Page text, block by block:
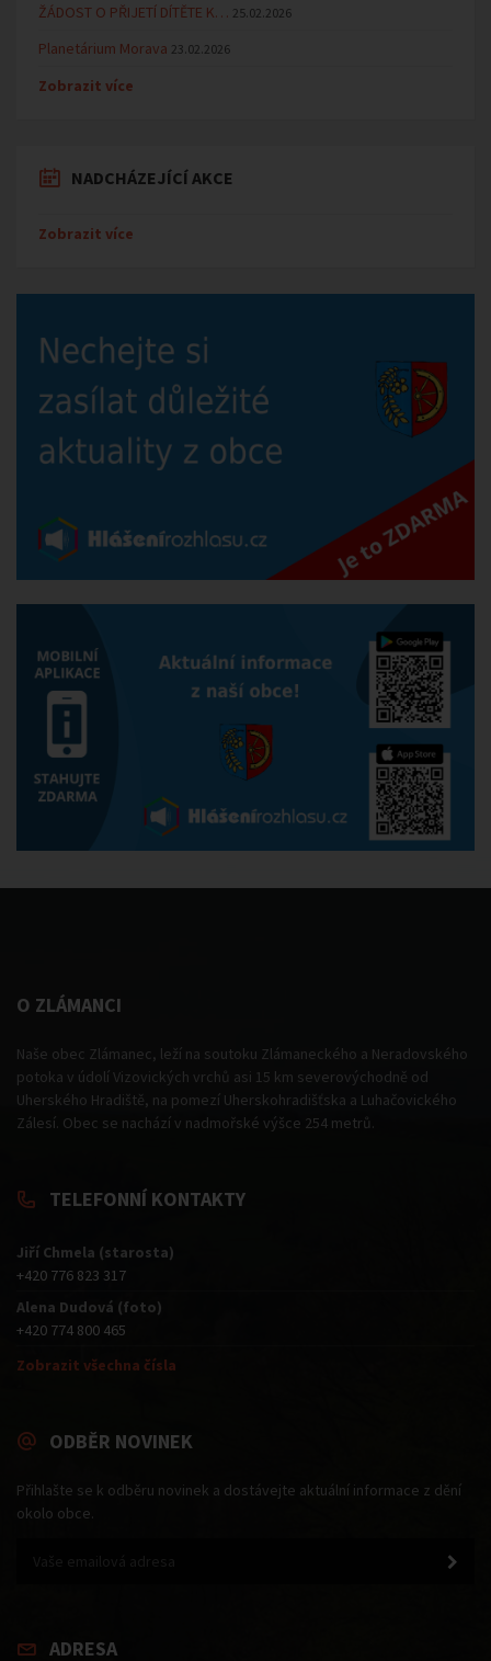
ŽÁDOST O PŘIJETÍ DÍTĚTE K… 25.02.2026
Planetárium Morava 23.02.2026
Zobrazit více
NADCHÁZEJÍCÍ AKCE
Zobrazit více
O ZLÁMANCI
Naše obec Zlámanec, leží na soutoku Zlámaneckého a Neradovského
potoka v údolí Vizovických vrchů asi 15 km severovýchodně od
Uherského Hradiště, na pomezí Uherskohradišťska a Luhačovického
Zálesí. Obec se nachází v nadmořské výšce 254 metrů.
TELEFONNÍ KONTAKTY
Jiří Chmela (starosta)
+420 776 823 317
Alena Dudová (foto)
+420 774 800 465
Zobrazit všechna čísla
ODBĚR NOVINEK
Přihlašte se k odběru novinek a dostávejte aktuální informace z dění
okolo obce.
ADRESA